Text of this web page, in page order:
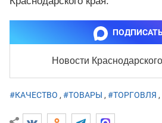
Новости
#КАЧЕСТВО , #ТОВАРЫ , #ТОРГОВЛЯ ,